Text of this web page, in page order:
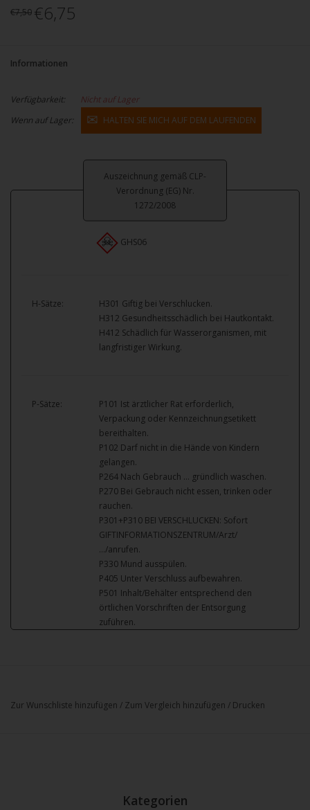
€7,50 €6,75
Informationen
Verfügbarkeit:
Nicht auf Lager
Wenn auf Lager:
HALTEN SIE MICH AUF DEM LAUFENDEN
Auszeichnung gemäß CLP-
Verordnung (EG) Nr.
1272/2008
GHS06
H-Sätze:
H301 Giftig bei Verschlucken.
H312 Gesundheitsschädlich bei Hautkontakt.
H412 Schädlich für Wasserorganismen, mit
langfristiger Wirkung.
P-Sätze:
P101 Ist ärztlicher Rat erforderlich,
Verpackung oder Kennzeichnungsetikett
bereithalten.
P102 Darf nicht in die Hände von Kindern
gelangen.
P264 Nach Gebrauch … gründlich waschen.
P270 Bei Gebrauch nicht essen, trinken oder
rauchen.
P301+P310 BEI VERSCHLUCKEN: Sofort
GIFTINFORMATIONSZENTRUM/Arzt/
…/anrufen.
P330 Mund ausspülen.
P405 Unter Verschluss aufbewahren.
P501 Inhalt/Behälter entsprechend den
örtlichen Vorschriften der Entsorgung
zuführen.
Zur Wunschliste hinzufügen / Zum Vergleich hinzufügen / Drucken
Kategorien